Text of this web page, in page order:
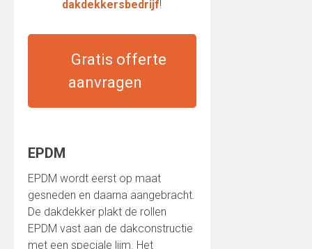
dakdekkersbedrijf!
Gratis offerte
aanvragen
EPDM
EPDM wordt eerst op maat
gesneden en daarna aangebracht.
De dakdekker plakt de rollen
EPDM vast aan de dakconstructie
met een speciale lijm. Het